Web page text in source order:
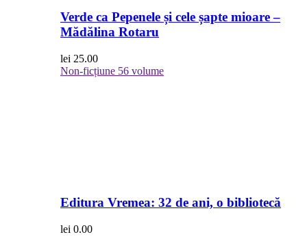
Verde ca Pepenele și cele șapte mioare –
Mădălina Rotaru
lei 25.00
Non-ficțiune 56 volume
Editura Vremea: 32 de ani, o bibliotecă
lei 0.00